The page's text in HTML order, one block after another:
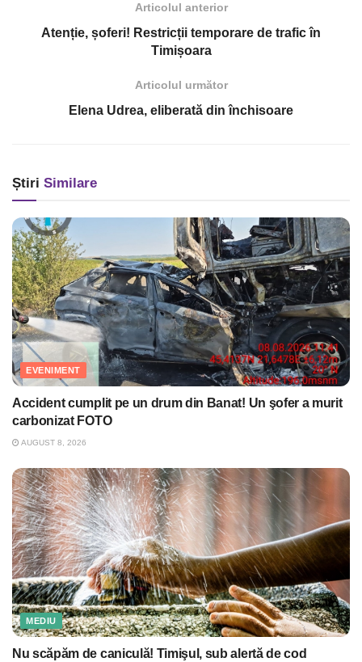
Articolul anterior
Atenție, șoferi! Restricții temporare de trafic în
Timișoara
Articolul următor
Elena Udrea, eliberată din închisoare
Știri Similare
EVENIMENT
Accident cumplit pe un drum din Banat! Un şofer a murit
carbonizat FOTO
AUGUST 8, 2026
MEDIU
Nu scăpăm de caniculă! Timişul, sub alertă de cod